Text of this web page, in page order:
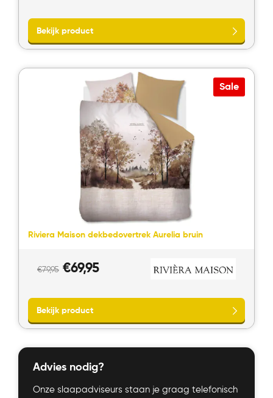
van
€99,95.
is:
€69,00.
Bekijk product
Sale
Riviera Maison dekbedovertrek Aurelia bruin
€79,95 Oorspronkelijke
was:
€79,95.
€69,95Huidige
is:
Advies nodig?
Onze slaapadviseurs staan je graag telefonisch